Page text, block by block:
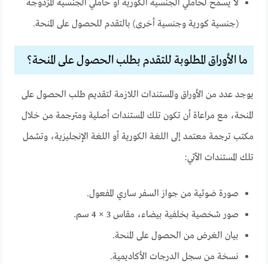
لا يسمح لحاملي الجنسية الكورية أو حاملي الجنسية المزدوجة
(جنسية كورية وجنسية أخرى) بالتقدم للحصول على المنحة.
ما الأوراق المطلوبة للتقدم بطلب الحصول على المنحة؟
يوجد عدد من الأوراق والمستندات اللازمة لتقديم طلب الحصول على
المنحة، مع مراعاة أن تكون تلك المستندات أصلية ومترجمة من خلال
مكتب ترجمة معتمد إلى اللغة الكورية أو اللغة الإنجليزية، وتشمل
تلك المستندات الآتي:
صورة ضوئية من جواز السفر ساري المفعول.
صور شخصية بخلفية بيضاء، مقاس 3 × 4 سم.
بيان الغرض من الحصول على المنحة.
نسخة من سجل الدرجات الأكاديمية.